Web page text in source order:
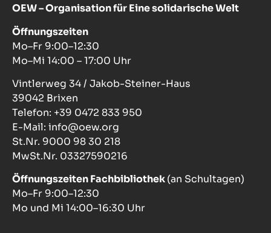
OEW – Organisation für Eine solidarische Welt
Öffnungszeiten
Mo–Fr 9:00–12:30
Mo–Mi 14:00 – 17:00 Uhr
Vintlerweg 34 / Jakob-Steiner-Haus
39042 Brixen
Telefon: +39 0472 833 950
E-Mail: info@oew.org
St.Nr. 9000 98 30 218
MwSt.Nr. 03327590216
Öffnungszeiten Fachbibliothek(an Schultagen)
Mo–Fr 9:00–12:30
Mo und Mi 14:00–16:30 Uhr